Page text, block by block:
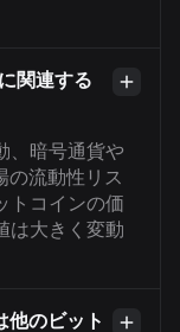
関連する
、暗号通貨や
の流動性リス
トコインの価
は大きく変動
他のビット